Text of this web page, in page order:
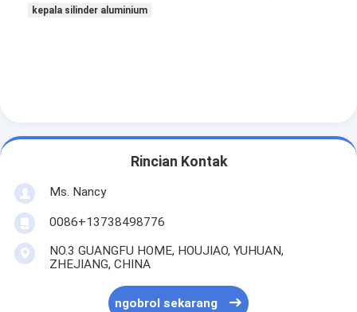
Kepala Silinder Lengkap
Katup Mesin Mobil
Perbaikan Kepala Silinder
Crankshaft Pulley
kepala silinder aluminium
Rincian Kontak
Ms. Nancy
0086+13738498776
NO.3 GUANGFU HOME, HOUJIAO, YUHUAN,
ZHEJIANG, CHINA
ngobrol sekarang